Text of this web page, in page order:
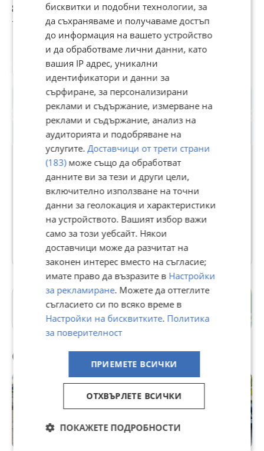
8 350 €
16 331,18 лв
6 €
11,73 лв
5 €
9,78 лв
Потребител
АВТО НОВА
В Bazar.BG от 13 август 2013г.
Последно активен днес в 09:12 ч.
58 Обяви
гр. Пазарджик
Пазарджик
Още от продавача
бисквитки и подобни технологии, за
да съхраняваме и получаваме достъп
до информация на вашето устройство
и да обработваме лични данни, като
вашия IP адрес, уникални
идентификатори и данни за
сърфиране, за персонализирани
реклами и съдържание, измерване на
реклами и съдържание, анализ на
аудиторията и подобряване на
услугите.Доставчици от трети страни
(183)може също да обработват
данните ви за тези и други цели,
включително използване на точни
данни за геолокация и характеристики
на устройството. Вашият избор важи
само за този уебсайт. Някои
доставчици може да разчитат на
законен интерес вместо на съгласие;
имате право да възразите в Настройки
за рекламиране. Можете да оттеглите
съгласието си по всяко време в
Настройки на бисквитките. Политика
за поверителност
ПРИЕМЕТЕ ВСИЧКИ
ОТХВЪРЛЕТЕ ВСИЧКИ
ПОКАЖЕТЕ ПОДРОБНОСТИ